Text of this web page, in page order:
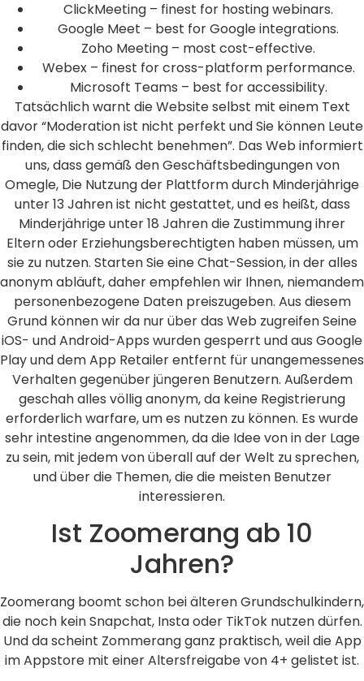
ClickMeeting – finest for hosting webinars.
Google Meet – best for Google integrations.
Zoho Meeting – most cost-effective.
Webex – finest for cross-platform performance.
Microsoft Teams – best for accessibility.
Tatsächlich warnt die Website selbst mit einem Text
davor “Moderation ist nicht perfekt und Sie können Leute
finden, die sich schlecht benehmen”. Das Web informiert
uns, dass gemäß den Geschäftsbedingungen von
Omegle, Die Nutzung der Plattform durch Minderjährige
unter 13 Jahren ist nicht gestattet, und es heißt, dass
Minderjährige unter 18 Jahren die Zustimmung ihrer
Eltern oder Erziehungsberechtigten haben müssen, um
sie zu nutzen. Starten Sie eine Chat-Session, in der alles
anonym abläuft, daher empfehlen wir Ihnen, niemandem
personenbezogene Daten preiszugeben. Aus diesem
Grund können wir da nur über das Web zugreifen Seine
iOS- und Android-Apps wurden gesperrt und aus Google
Play und dem App Retailer entfernt für unangemessenes
Verhalten gegenüber jüngeren Benutzern. Außerdem
geschah alles völlig anonym, da keine Registrierung
erforderlich warfare, um es nutzen zu können. Es wurde
sehr intestine angenommen, da die Idee von in der Lage
zu sein, mit jedem von überall auf der Welt zu sprechen,
und über die Themen, die die meisten Benutzer
interessieren.
Ist Zoomerang ab 10
Jahren?
Zoomerang boomt schon bei älteren Grundschulkindern,
die noch kein Snapchat, Insta oder TikTok nutzen dürfen.
Und da scheint Zommerang ganz praktisch, weil die App
im Appstore mit einer Altersfreigabe von 4+ gelistet ist.